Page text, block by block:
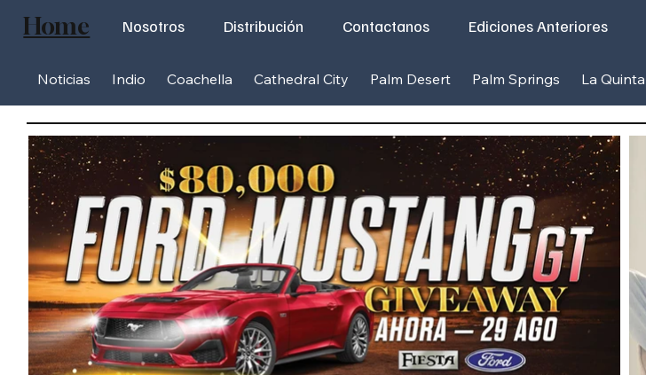
Noticias Indio Coachella Cathedral City Palm Desert Palm Springs La Quinta
Nosotros Distribución Contactanos Ediciones Anteriores
Home